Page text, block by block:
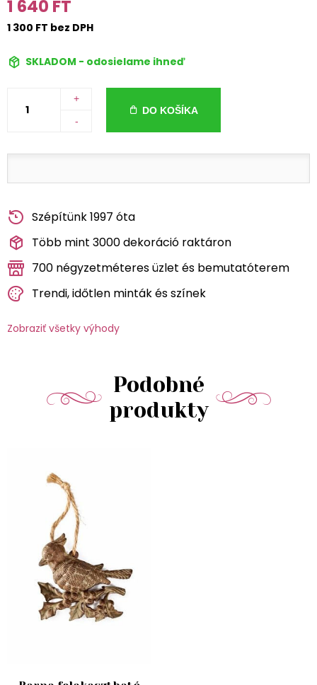
1 640 FT
1 300 FT bez DPH
SKLADOM - odosielame ihneď
+
-
DO KOŠÍKA
Szépítünk 1997 óta
Több mint 3000 dekoráció raktáron
700 négyzetméteres üzlet és bemutatóterem
Trendi, időtlen minták és színek
Zobraziť všetky výhody
Podobné
produkty